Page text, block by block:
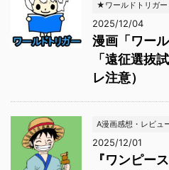
★ワールドトリガー
2025/12/04
漫画「ワー
「遠征選
レ注意）
A漫画感想・レビュ
2025/12/01
『ワンピー